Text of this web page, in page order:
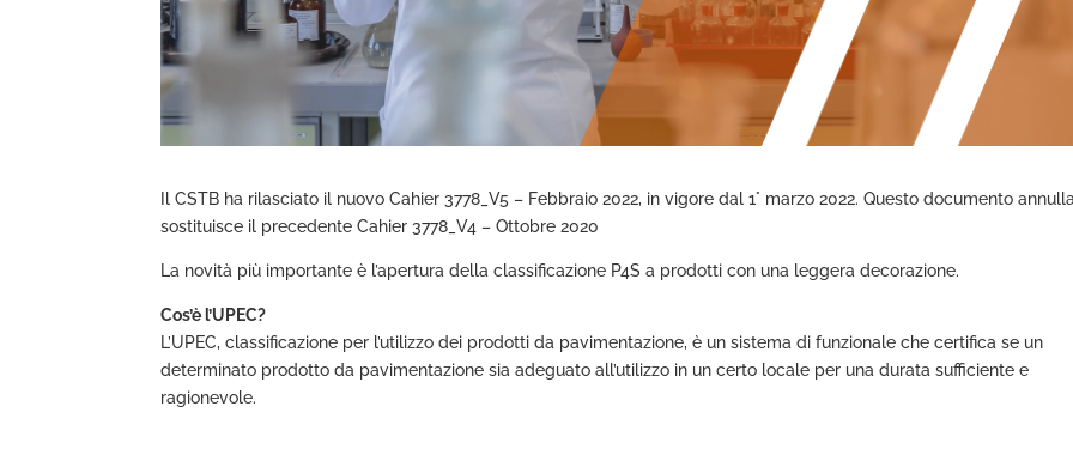
Il CSTB ha rilasciato il nuovo Cahier 3778_V5 – Febbraio 2022, in vigore dal 1° marzo 2022. Questo documento
sostituisce il precedente Cahier 3778_V4 – Ottobre 2020
La novità più importante è l’apertura della classificazione P4S a prodotti con una leggera decorazione.
Cos’è l’UPEC?
L’UPEC, classificazione per l’utilizzo dei prodotti da pavimentazione, è un sistema di funzionale che certifica se un
determinato prodotto da pavimentazione sia adeguato all’utilizzo in un certo locale per una durata sufficiente e
ragionevole.